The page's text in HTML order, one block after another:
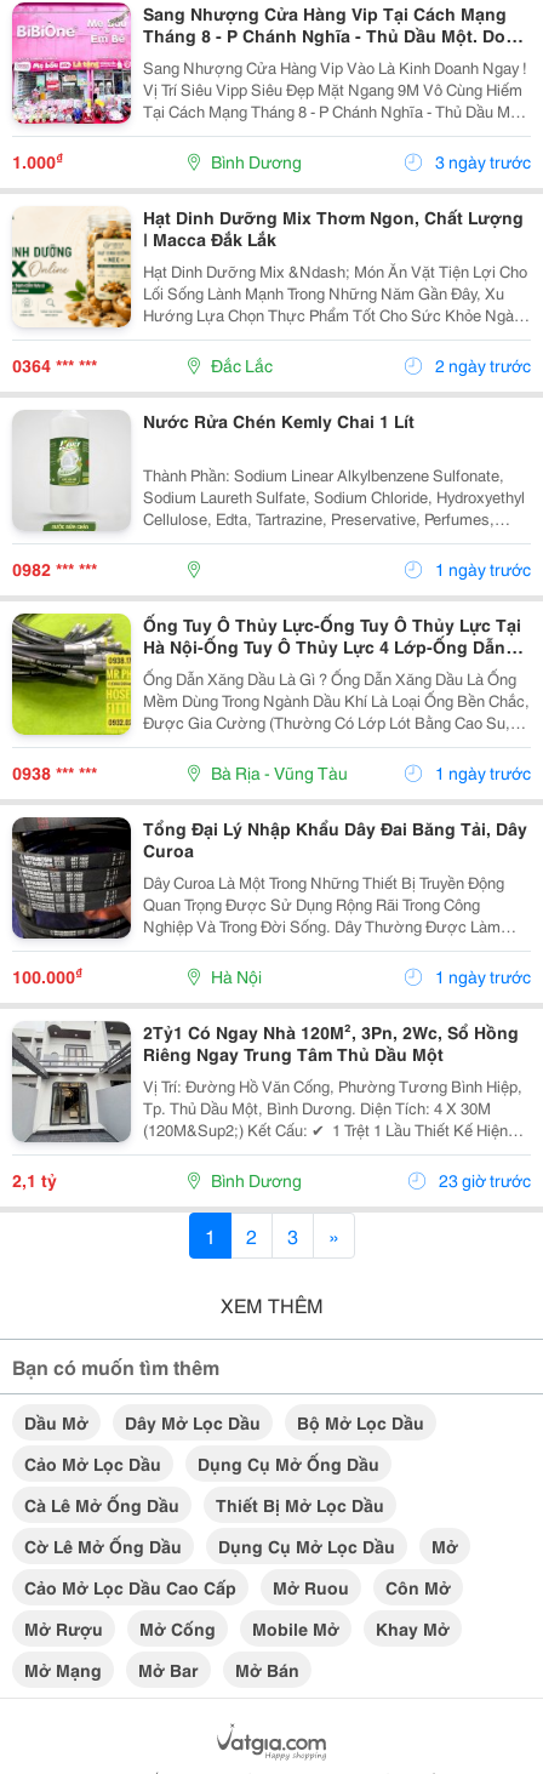
Sang Nhượng Cửa Hàng Vip Tại Cách Mạng
Tháng 8 - P Chánh Nghĩa - Thủ Dầu Một. Do
Thay Đổi Định Hướng Kinh Doanh
Sang Nhượng Cửa Hàng Vip Vào Là Kinh Doanh Ngay !
Vị Trí Siêu Vipp Siêu Đẹp Mặt Ngang 9M Vô Cùng Hiếm
Tại Cách Mạng Tháng 8 - P Chánh Nghĩa - Thủ Dầu Một.
Do Thay Đổi Định Hướng Kinh Doanh, Mình Cần Sang
Nhượng Lại Cửa Hàng Đang Hoạt Động. Giá...
1.000₫ Bình Dương 3 ngày trước
Hạt Dinh Dưỡng Mix Thơm Ngon, Chất Lượng
| Macca Đắk Lắk
Hạt Dinh Dưỡng Mix &Ndash; Món Ăn Vặt Tiện Lợi Cho
Lối Sống Lành Mạnh Trong Những Năm Gần Đây, Xu
Hướng Lựa Chọn Thực Phẩm Tốt Cho Sức Khỏe Ngày
Càng Được Nhiều Người Quan Tâm. Thay Vì Các Món
Ăn Vặt Nhiều Đường Hoặc Dầu Mỡ, Nhiều Người
Chuyển Sang...
0364 *** *** Đắc Lắc 2 ngày trước
Nước Rửa Chén Kemly Chai 1 Lít
Thành Phần: Sodium Linear Alkylbenzene Sulfonate,
Sodium Laureth Sulfate, Sodium Chloride, Hydroxyethyl
Cellulose, Edta, Tartrazine, Preservative, Perfumes,
Water. Công Dụng: Tẩy Sạch Dầu Mỡ Trên Chén, Đĩa Và
Cả Đồ Nhựa. Cách Dùng: - Pha Loãng...
0982 *** *** 1 ngày trước
Ống Tuy Ô Thủy Lực-Ống Tuy Ô Thủy Lực Tại
Hà Nội-Ống Tuy Ô Thủy Lực 4 Lớp-Ống Dẫn
Dầu Thủy Lực-Đầu Nối Ống Đầu Thủy Lực
-Ống Tuy Ô Thủy Lực-Ống Nối Thủy Lực- Cút
Nối Ống Thủy Lực -Đầu Cút Ống Thủy Lực-
Dây Thủy Lực-Ongthuyluc
Ống Dẫn Xăng Dầu Là Gì ? Ống Dẫn Xăng Dầu Là Ống
Mềm Dùng Trong Ngành Dầu Khí Là Loại Ống Bền Chắc,
Được Gia Cường (Thường Có Lớp Lót Bằng Cao Su,
Pvc Hoặc Ptfe), Được Thiết Kế Để Vận Chuyển Nhiên
Liệu Và Dầu Một Cách An Toàn Như Xăng, Dầu...
0938 *** *** Bà Rịa - Vũng Tàu 1 ngày trước
Tổng Đại Lý Nhập Khẩu Dây Đai Băng Tải, Dây
Curoa
Dây Curoa Là Một Trong Những Thiết Bị Truyền Động
Quan Trọng Được Sử Dụng Rộng Rãi Trong Công
Nghiệp Và Trong Đời Sống. Dây Thường Được Làm
Bằng Cao Su Tổng Hợp Có Nguồn Gốc Từ Dầu Mỏ, Bên
Trong Có Hoặc Không Có Lõi Thép. Dây Curoa Truyền
Động...
100.000₫ Hà Nội 1 ngày trước
2Tỷ1 Có Ngay Nhà 120M², 3Pn, 2Wc, Sổ Hồng
Riêng Ngay Trung Tâm Thủ Dầu Một
Vị Trí: Đường Hồ Văn Cống, Phường Tương Bình Hiệp,
Tp. Thủ Dầu Một, Bình Dương. Diện Tích: 4 X 30M
(120M&Sup2;) Kết Cấu: ✔ ️ 1 Trệt 1 Lầu Thiết Kế Hiện
Đại, Thông Thoáng ✔ ️ 3 Phòng Ngủ ✔ ️ 2 Nhà Vệ Sinh ✔ ️
Phòng Khách Sang Trọng, Đón...
2,1 tỷ Bình Dương 23 giờ trước
1 2 3 »
XEM THÊM
Bạn có muốn tìm thêm
Dầu Mở Dây Mở Lọc Dầu
Bộ Mở Lọc Dầu
Cảo Mở Lọc Dầu
Dụng Cụ Mở Ống Dầu
Cà Lê Mở Ống Dầu
Thiết Bị Mở Lọc Dầu
Cờ Lê Mở Ống Dầu
Dụng Cụ Mở Lọc Dầu
Mở
Cảo Mở Lọc Dầu Cao Cấp
Mở Ruou
Côn Mở
Mở Rượu
Mở Cống Mobile Mở
Khay Mở
Mở Mạng
Mở Bar Mở Bán